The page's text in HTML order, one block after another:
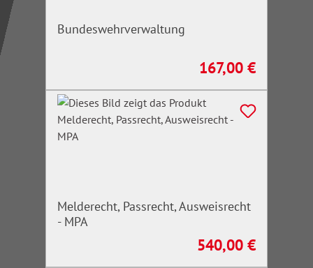
Bundeswehrverwaltung
Regulärer Preis:
167,00 €
Melderecht, Passrecht, Ausweisrecht
- MPA
Regulärer Preis:
540,00 €